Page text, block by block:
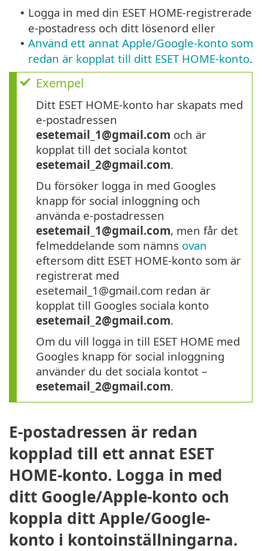
• Logga in med din ESET HOME-registrerade
e-postadress och ditt lösenord eller
• Använd ett annat Apple/Google-konto som
redan är kopplat till ditt ESET HOME-konto.
Exempel
Ditt ESET HOME-konto har skapats med
e-postadressen
esetemail_1@gmail.com och är
kopplat till det sociala kontot
esetemail_2@gmail.com.
Du försöker logga in med Googles
knapp för social inloggning och
använda e-postadressen
esetemail_1@gmail.com, men får det
felmeddelande som nämns ovan
eftersom ditt ESET HOME-konto som är
registrerat med
esetemail_1@gmail.com redan är
kopplat till Googles sociala konto
esetemail_2@gmail.com.
Om du vill logga in till ESET HOME med
Googles knapp för social inloggning
använder du det sociala kontot –
esetemail_2@gmail.com.
E-postadressen är redan
kopplad till ett annat ESET
HOME-konto. Logga in med
ditt Google/Apple-konto och
koppla ditt Apple/Google-
konto i kontoinställningarna.